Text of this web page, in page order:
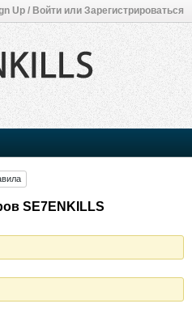
Up / Войти или Зарегистрироваться
SE7ENKILLS